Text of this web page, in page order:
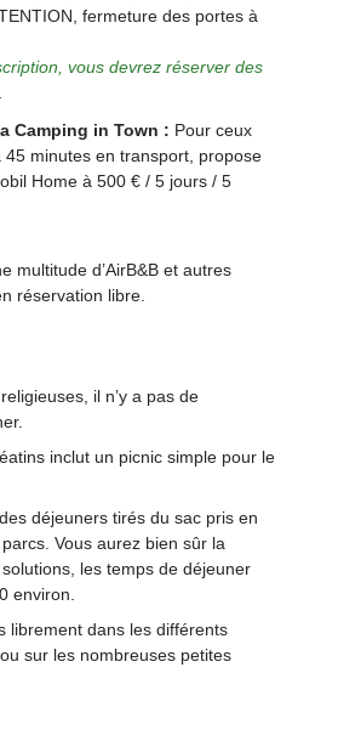
fermeture des portes à
vous devrez réserver des
Camping in Town : Pour ceux
45 minutes en transport, propose
Home à 500 € / 5 jours / 5
multitude d’AirB&B et autres
réservation libre.
il n’y a pas de
inclut un picnic simple pour le
déjeuners tirés du sac pris en
Vous aurez bien sûr la
solutions, les temps de déjeuner
environ.
librement dans les différents
sur les nombreuses petites